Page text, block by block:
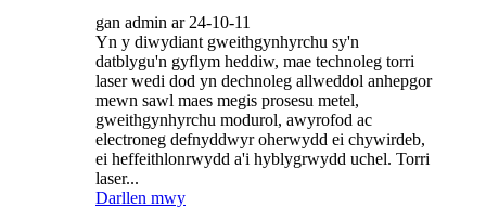
gan admin ar 24-10-11
Yn y diwydiant gweithgynhyrchu sy'n
datblygu'n gyflym heddiw, mae technoleg torri
laser wedi dod yn dechnoleg allweddol anhepgor
mewn sawl maes megis prosesu metel,
gweithgynhyrchu modurol, awyrofod ac
electroneg defnyddwyr oherwydd ei chywirdeb,
ei heffeithlonrwydd a'i hyblygrwydd uchel. Torri
laser...
Darllen mwy